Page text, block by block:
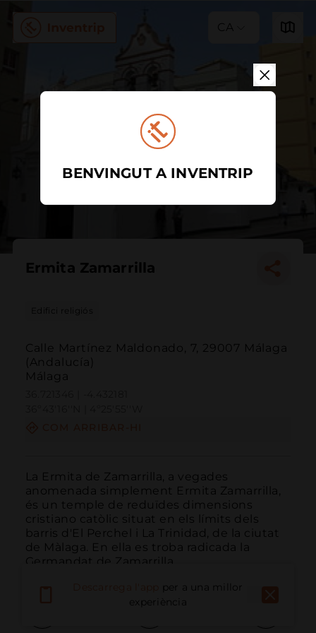
CA
Ermita Zamarrilla
Edifici religiós
Calle Martínez Maldonado, 7, 29007 Málaga
(Andalucía)
Málaga
La Ermita de Zamarrilla, a vegades
anomenada simplement Ermita Zamarrilla,
és un temple de reduïdes dimensions
cristiano catòlic situat en els límits dels
barris d'El Perchel i La Trinidad, de la ciutat
de Màlaga. En ella es troba radicada la
Germandat de Zamarrilla.
per a una millor
experiència
BENVINGUT A INVENTRIP